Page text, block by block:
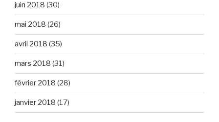
juin 2018 (30)
mai 2018 (26)
avril 2018 (35)
mars 2018 (31)
février 2018 (28)
janvier 2018 (17)